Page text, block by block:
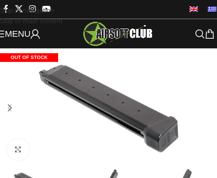
Skip to navigation
Skip to main content
MENU
OUT OF STOCK